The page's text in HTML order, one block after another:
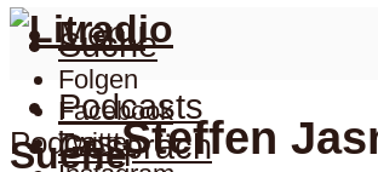
Folgen
Facebook
Twitter
Menu
Suche
Suche
Podcasts
Gespräch
PodcastSteffen